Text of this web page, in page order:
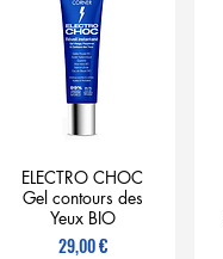
ELECTRO CHOC
Gel contours des
Yeux BIO
Prix
29,00 €